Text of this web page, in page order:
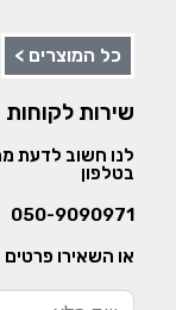
כל המוצרים >
שירות לקוחות
לנו חשוב לדעת
בטלפון
050-9090971
או השאירו